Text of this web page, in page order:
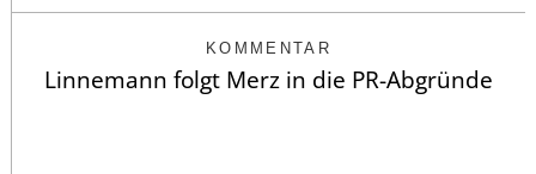
KOMMENTAR
Linnemann folgt Merz in die PR-Abgründe